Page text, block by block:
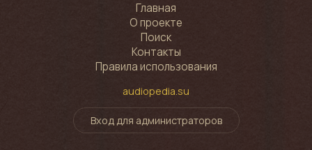
Главная
О проекте
Поиск
Контакты
Правила использования
audiopedia.su
Вход для администраторов